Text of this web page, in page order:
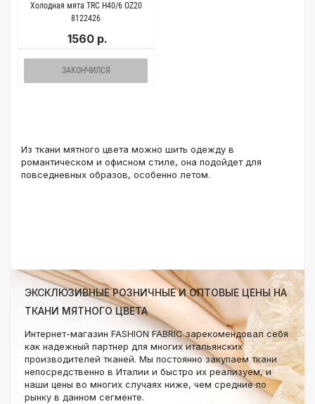
Холодная мята TRC H40/6 OZ20
8122426
1560 р.
ЗАКОНЧИЛСЯ
Из ткани мятного цвета можно шить одежду в
романтическом и офисном стиле, она подойдет для
повседневных образов, особенно летом.
ЭКСКЛЮЗИВНЫЕ РОЗНИЧНЫЕ И ОПТОВЫЕ ЦЕНЫ НА
ТКАНИ МЯТНОГО ЦВЕТА
Интернет-магазин FASHION FABRIC зарекомендовал себя
как надежный партнер для многих итальянских
производителей тканей. Мы постоянно закупаем ткани
непосредственно в Италии и быстро их реализуем, и
наши цены во многих случаях ниже, чем средние по
рынку в данном сегменте.